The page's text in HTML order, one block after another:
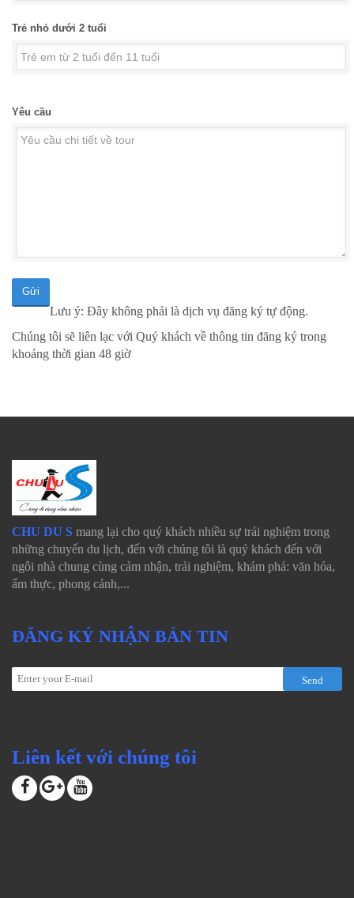
Trẻ nhỏ dưới 2 tuổi
Yêu cầu
Gửi
Lưu ý: Đây không phải là dịch vụ đăng ký tự động.
Chúng tôi sẽ liên lạc với Quý khách về thông tin đăng ký trong
khoảng thời gian 48 giờ
CHU DU S mang lại cho quý khách nhiều sự trải nghiệm trong
những chuyến du lịch, đến với chúng tôi là quý khách đến với
ngôi nhà chung cùng cảm nhận, trải nghiệm, khám phá: văn hóa,
ẩm thực, phong cảnh,...
ĐĂNG KÝ NHẬN BẢN TIN
Send
Liên kết với chúng tôi